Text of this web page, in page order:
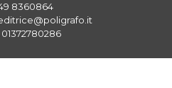
8360864
01372780286